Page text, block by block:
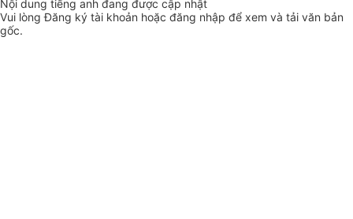
Nội dung tiếng anh đang được cập nhật
Vui lòngĐăng ký tài khoản hoặc đăng nhập để xem và tải văn bản
gốc.